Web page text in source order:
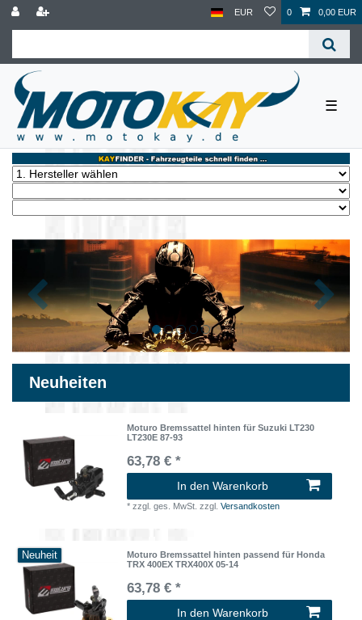
EUR 0 0,00 EUR
☰
Zurück
Neuheiten
Moturo Bremssattel hinten für Suzuki LT230
LT230E 87-93
63,78 € *
In den Warenkorb
*zzgl. ges. MwSt. zzgl.Versandkosten
Neuheit
Moturo Bremssattel hinten passend für Honda
TRX 400EX TRX400X 05-14
63,78 € *
In den Warenkorb